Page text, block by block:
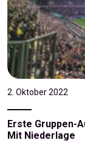
Erste Gruppen-
Mit Niederlage
2. Oktober 2022